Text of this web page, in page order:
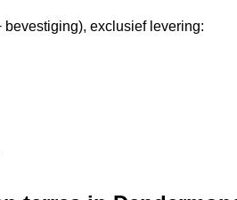
bevestiging), exclusief levering: